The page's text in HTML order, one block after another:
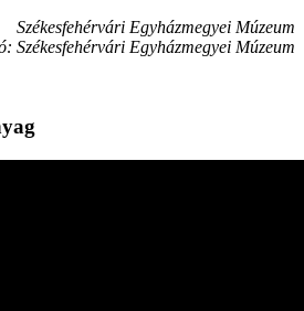
Székesfehérvári Egyházmegyei Múzeum
Székesfehérvári Egyházmegyei Múzeum